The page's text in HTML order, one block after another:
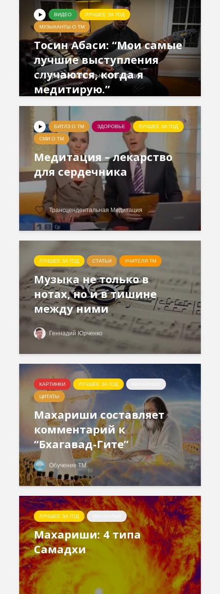
ВИДЕО ЛУЧШЕЕ ЗА ГОД
МУЗЫКАНТЫ О ТМ
Тосин Абаси: “Мои самые
лучшие выступления
случаются, когда я
медитирую.”
Трансцендентальная Медитация
БИТЛЗ О ТМ ЗДОРОВЬЕ ЛУЧШЕЕ ЗА ГОД
СМИ О ТМ
Медитация – лекарство
для сердечника
Трансцендентальная Медитация
ЛУЧШЕЕ ЗА ГОД СТАТЬИ УЧИТЕЛЯ ТМ
Музыка не только в
нотах, но и в тишине
между ними
Геннадий Юрченко
КАРТИНКИ ЛУЧШЕЕ ЗА ГОД
ЦИТАТЫ
Махариши составляет
комментарий к
“Бхагавад-Гите”
Обучение ТМ
ЛУЧШЕЕ ЗА ГОД
Махариши: 4 типа
Самадхи